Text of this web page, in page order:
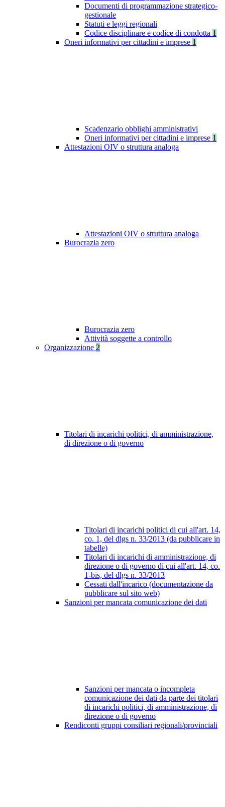
Documenti di programmazione strategico-
gestionale
Statuti e leggi regionali
Codice disciplinare e codice di condotta 1
Oneri informativi per cittadini e imprese 1
Scadenzario obblighi amministrativi
Oneri informativi per cittadini e imprese 1
Attestazioni OIV o struttura analoga
Attestazioni OIV o struttura analoga
Burocrazia zero
Burocrazia zero
Attività soggette a controllo
Organizzazione 2
Titolari di incarichi politici, di amministrazione,
di direzione o di governo
Titolari di incarichi politici di cui all'art. 14,
co. 1, del dlgs n. 33/2013 (da pubblicare in
tabelle)
Titolari di incarichi di amministrazione, di
direzione o di governo di cui all'art. 14, co.
1-bis, del dlgs n. 33/2013
Cessati dall'incarico (documentazione da
pubblicare sul sito web)
Sanzioni per mancata comunicazione dei dati
Sanzioni per mancata o incompleta
comunicazione dei dati da parte dei titolari
di incarichi politici, di amministrazione, di
direzione o di governo
Rendiconti gruppi consiliari regionali/provinciali